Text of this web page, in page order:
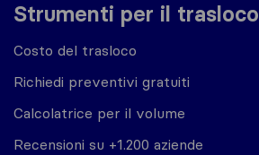
Strumenti per il trasloco
Costo del trasloco
Richiedi preventivi gratuiti
Calcolatrice per il volume
Recensioni su +1.200 aziende